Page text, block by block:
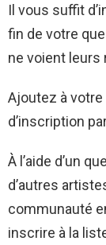
Il vous suffit
fin de votre
ne voient
Ajoutez à
d’inscription
À l’aide d’un
d’autres
communauté
inscrire à la